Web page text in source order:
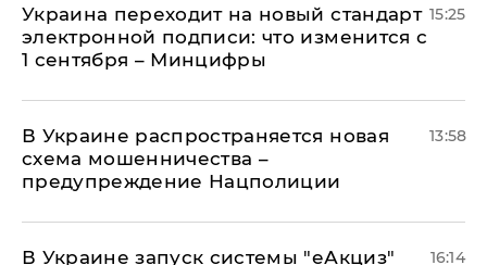
Украина переходит на новый стандарт
электронной подписи: что изменится с
1 сентября – Минцифры
15:25
В Украине распространяется новая
схема мошенничества –
предупреждение Нацполиции
13:58
В Украине запуск системы "еАкциз"
16:14